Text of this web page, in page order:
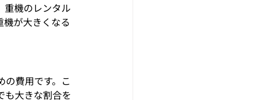
重機のレンタル
が大きくなる
の費用です。こ
も大きな割合を